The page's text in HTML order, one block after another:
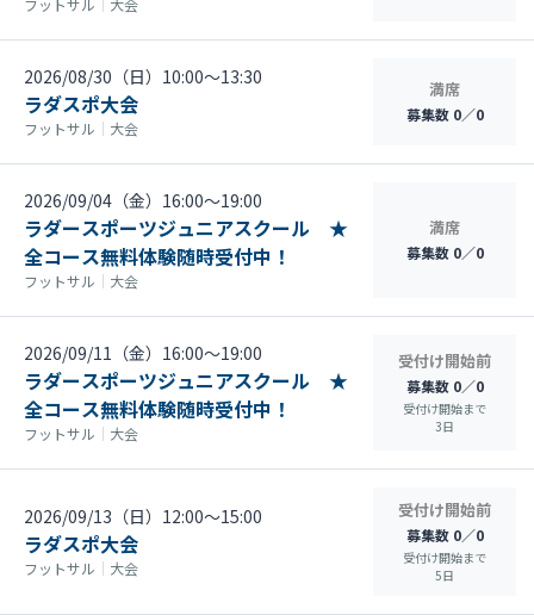
フットサル ｜ 大会
2026/08/30（日）10:00〜13:30
ラダスポ大会
フットサル ｜ 大会
満席
募集数 0／0
2026/09/04（金）16:00〜19:00
ラダースポーツジュニアスクール ★
全コース無料体験随時受付中！
フットサル ｜ 大会
満席
募集数 0／0
2026/09/11（金）16:00〜19:00
ラダースポーツジュニアスクール ★
全コース無料体験随時受付中！
フットサル ｜ 大会
受付け開始前
募集数 0／0
受付け開始まで
3日
2026/09/13（日）12:00〜15:00
ラダスポ大会
フットサル ｜ 大会
受付け開始前
募集数 0／0
受付け開始まで
5日